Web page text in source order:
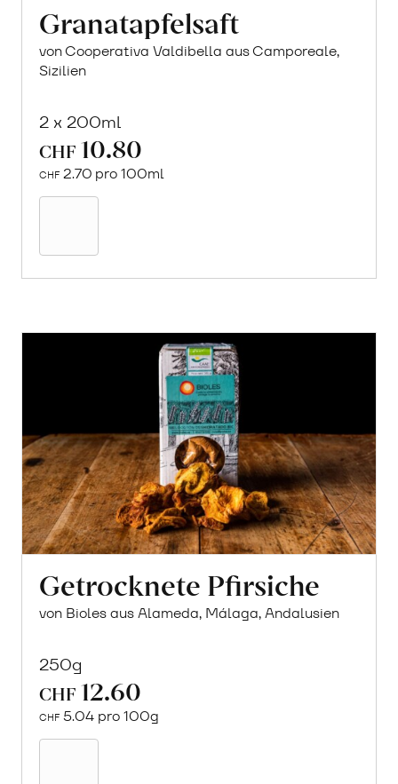
Granatapfelsaft
von Cooperativa Valdibella aus Camporeale,
Sizilien
2 x 200ml
CHF 10.80
CHF 2.70 pro 100ml
Getrocknete Pfirsiche
von Bioles aus Alameda, Málaga, Andalusien
250g
CHF 12.60
CHF 5.04 pro 100g